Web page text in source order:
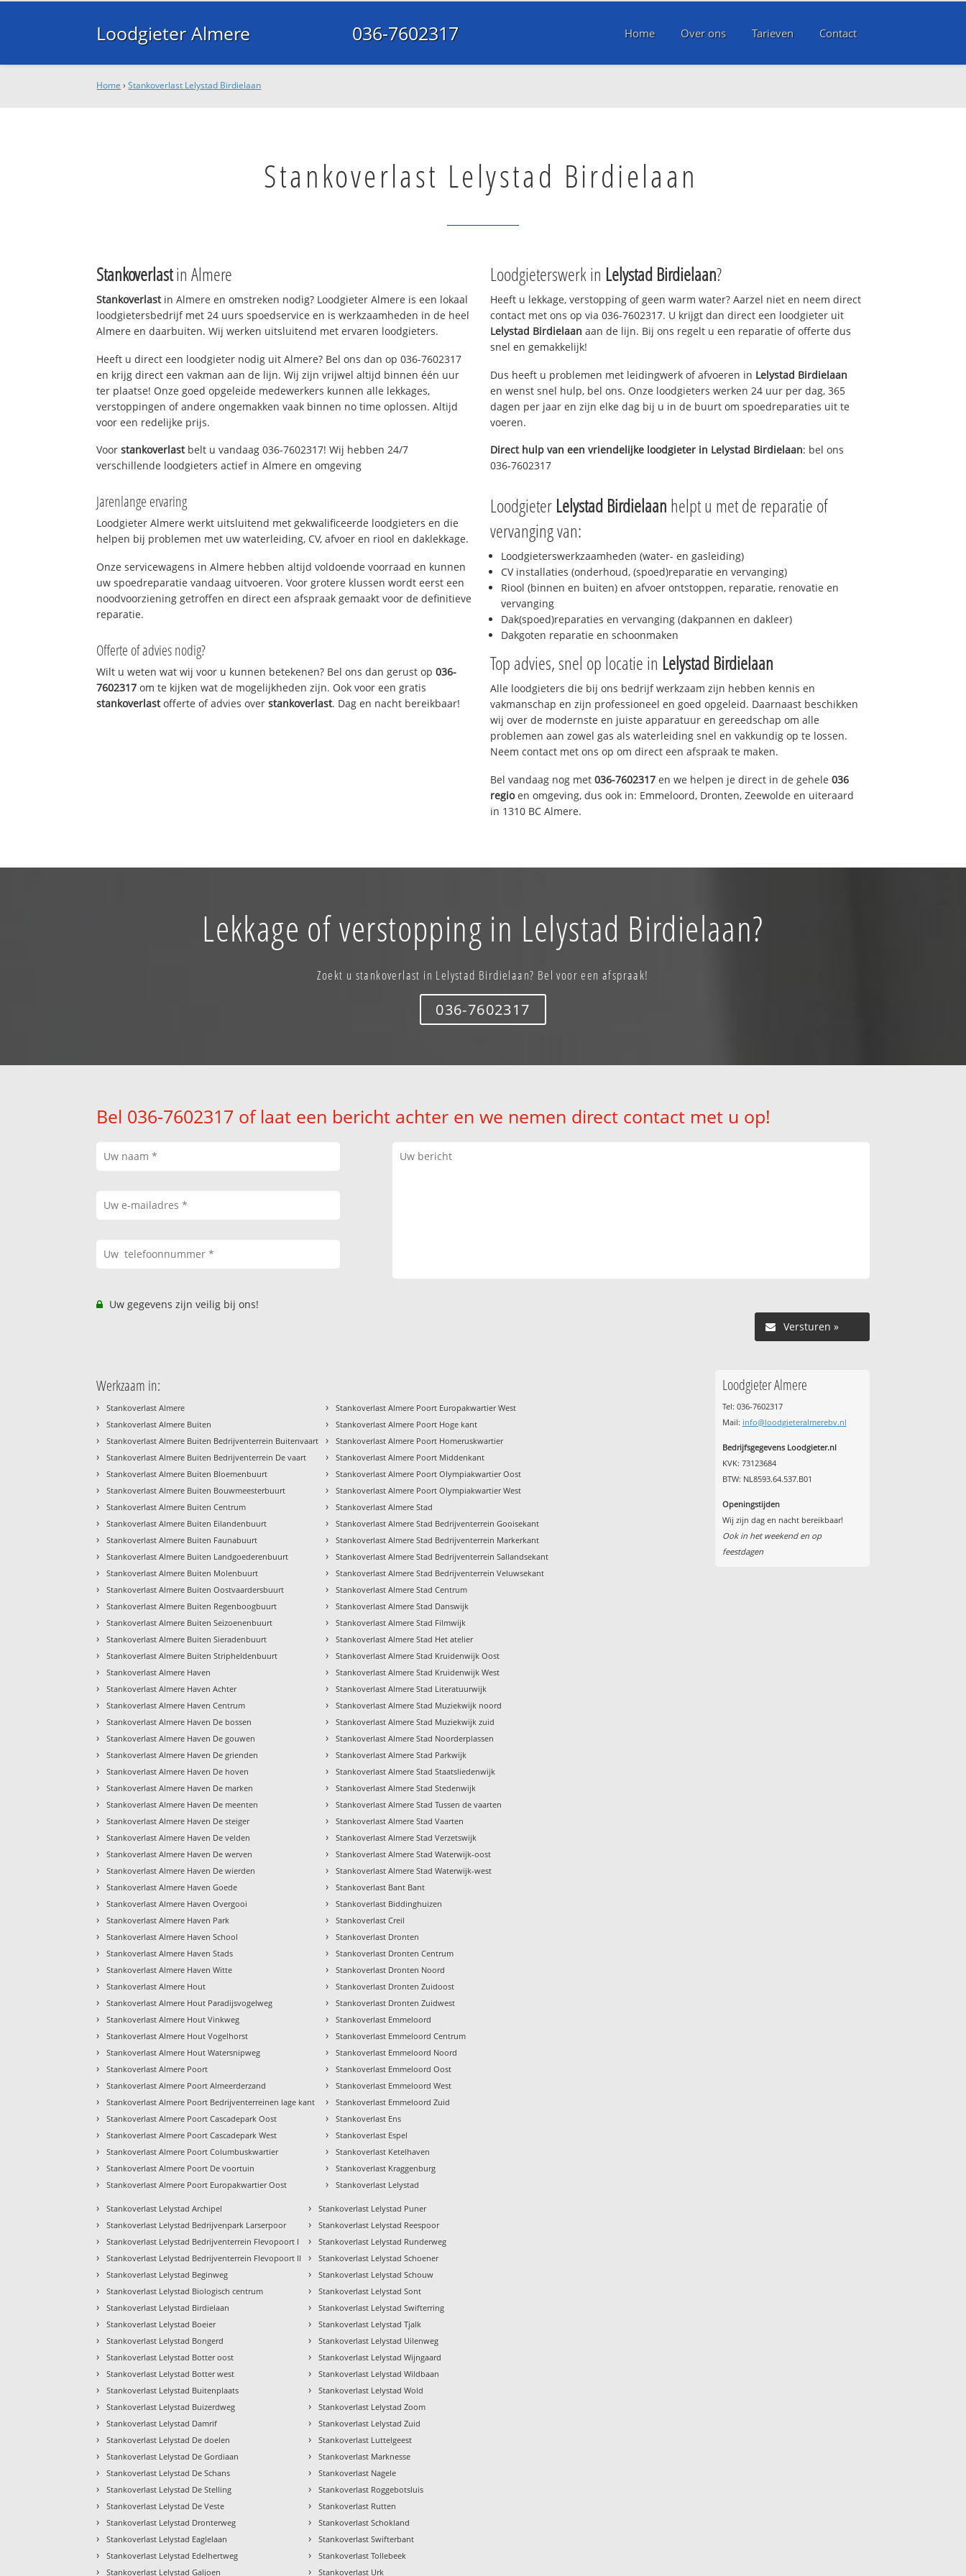
Loodgieter Almere 036-7602317 Home Over ons Tarieven Contact
Home ›Stankoverlast Lelystad Birdielaan
Stankoverlast Lelystad Birdielaan
Stankoverlastin Almere
Stankoverlastin Almere en omstreken nodig? Loodgieter Almere is een lokaal
loodgietersbedrijf met 24 uurs spoedservice en is werkzaamheden in de heel
Almere en daarbuiten. Wij werken uitsluitend met ervaren loodgieters.
Heeft u direct een loodgieter nodig uit Almere? Bel ons dan op 036-7602317
en krijg direct een vakman aan de lijn. Wij zijn vrijwel altijd binnen één uur
ter plaatse! Onze goed opgeleide medewerkers kunnen alle lekkages,
verstoppingen of andere ongemakken vaak binnen no time oplossen. Altijd
voor een redelijke prijs.
Voorstankoverlastbelt u vandaag 036-7602317! Wij hebben 24/7
verschillende loodgieters actief in Almere en omgeving
Jarenlange ervaring
Loodgieter Almere werkt uitsluitend met gekwalificeerde loodgieters en die
helpen bij problemen met uw waterleiding, CV, afvoer en riool en daklekkage.
Onze servicewagens in Almere hebben altijd voldoende voorraad en kunnen
uw spoedreparatie vandaag uitvoeren. Voor grotere klussen wordt eerst een
noodvoorziening getroffen en direct een afspraak gemaakt voor de definitieve
reparatie.
Offerte of advies nodig?
Wilt u weten wat wij voor u kunnen betekenen? Bel ons dan gerust op036-
7602317 om te kijken wat de mogelijkheden zijn. Ook voor een gratis
stankoverlastofferte of advies overstankoverlast. Dag en nacht bereikbaar!
Loodgieterswerk in Lelystad Birdielaan?
Heeft u lekkage, verstopping of geen warm water? Aarzel niet en neem direct
contact met ons op via 036-7602317. U krijgt dan direct een loodgieter uit
Lelystad Birdielaan aan de lijn. Bij ons regelt u een reparatie of offerte dus
snel en gemakkelijk!
Dus heeft u problemen met leidingwerk of afvoeren in Lelystad Birdielaan
en wenst snel hulp, bel ons. Onze loodgieters werken 24 uur per dag, 365
dagen per jaar en zijn elke dag bij u in de buurt om spoedreparaties uit te
voeren.
Direct hulp van een vriendelijke loodgieter in Lelystad Birdielaan: bel ons
036-7602317
Loodgieter Lelystad Birdielaan helpt u met de reparatie of
vervanging van:
Loodgieterswerkzaamheden (water- en gasleiding)
CV installaties (onderhoud, (spoed)reparatie en vervanging)
Riool (binnen en buiten) en afvoer ontstoppen, reparatie, renovatie en
vervanging
Dak(spoed)reparaties en vervanging (dakpannen en dakleer)
Dakgoten reparatie en schoonmaken
Top advies, snel op locatie in Lelystad Birdielaan
Alle loodgieters die bij ons bedrijf werkzaam zijn hebben kennis en
vakmanschap en zijn professioneel en goed opgeleid. Daarnaast beschikken
wij over de modernste en juiste apparatuur en gereedschap om alle
problemen aan zowel gas als waterleiding snel en vakkundig op te lossen.
Neem contact met ons op om direct een afspraak te maken.
Bel vandaag nog met 036-7602317 en we helpen je direct in de gehele 036
regioen omgeving, dus ook in: Emmeloord, Dronten, Zeewolde en uiteraard
in 1310 BC Almere.
Lekkage of verstopping in Lelystad Birdielaan?
Zoekt u stankoverlast in Lelystad Birdielaan? Bel voor een afspraak!
036-7602317
Bel 036-7602317 of laat een bericht achter en we nemen direct contact met u op!
Uw gegevens zijn veilig bij ons!
Versturen »
Werkzaam in:
› Stankoverlast Almere
› Stankoverlast Almere Buiten
› Stankoverlast Almere Buiten Bedrijventerrein Buitenvaart
› Stankoverlast Almere Buiten Bedrijventerrein De vaart
› Stankoverlast Almere Buiten Bloemenbuurt
› Stankoverlast Almere Buiten Bouwmeesterbuurt
› Stankoverlast Almere Buiten Centrum
› Stankoverlast Almere Buiten Eilandenbuurt
› Stankoverlast Almere Buiten Faunabuurt
› Stankoverlast Almere Buiten Landgoederenbuurt
› Stankoverlast Almere Buiten Molenbuurt
› Stankoverlast Almere Buiten Oostvaardersbuurt
› Stankoverlast Almere Buiten Regenboogbuurt
› Stankoverlast Almere Buiten Seizoenenbuurt
› Stankoverlast Almere Buiten Sieradenbuurt
› Stankoverlast Almere Buiten Stripheldenbuurt
› Stankoverlast Almere Haven
› Stankoverlast Almere Haven Achter
› Stankoverlast Almere Haven Centrum
› Stankoverlast Almere Haven De bossen
› Stankoverlast Almere Haven De gouwen
› Stankoverlast Almere Haven De grienden
› Stankoverlast Almere Haven De hoven
› Stankoverlast Almere Haven De marken
› Stankoverlast Almere Haven De meenten
› Stankoverlast Almere Haven De steiger
› Stankoverlast Almere Haven De velden
› Stankoverlast Almere Haven De werven
› Stankoverlast Almere Haven De wierden
› Stankoverlast Almere Haven Goede
› Stankoverlast Almere Haven Overgooi
› Stankoverlast Almere Haven Park
› Stankoverlast Almere Haven School
› Stankoverlast Almere Haven Stads
› Stankoverlast Almere Haven Witte
› Stankoverlast Almere Hout
› Stankoverlast Almere Hout Paradijsvogelweg
› Stankoverlast Almere Hout Vinkweg
› Stankoverlast Almere Hout Vogelhorst
› Stankoverlast Almere Hout Watersnipweg
› Stankoverlast Almere Poort
› Stankoverlast Almere Poort Almeerderzand
› Stankoverlast Almere Poort Bedrijventerreinen lage kant
› Stankoverlast Almere Poort Cascadepark Oost
› Stankoverlast Almere Poort Cascadepark West
› Stankoverlast Almere Poort Columbuskwartier
› Stankoverlast Almere Poort De voortuin
› Stankoverlast Almere Poort Europakwartier Oost
› Stankoverlast Almere Poort Europakwartier West
› Stankoverlast Almere Poort Hoge kant
› Stankoverlast Almere Poort Homeruskwartier
› Stankoverlast Almere Poort Middenkant
› Stankoverlast Almere Poort Olympiakwartier Oost
› Stankoverlast Almere Poort Olympiakwartier West
› Stankoverlast Almere Stad
› Stankoverlast Almere Stad Bedrijventerrein Gooisekant
› Stankoverlast Almere Stad Bedrijventerrein Markerkant
› Stankoverlast Almere Stad Bedrijventerrein Sallandsekant
› Stankoverlast Almere Stad Bedrijventerrein Veluwsekant
› Stankoverlast Almere Stad Centrum
› Stankoverlast Almere Stad Danswijk
› Stankoverlast Almere Stad Filmwijk
› Stankoverlast Almere Stad Het atelier
› Stankoverlast Almere Stad Kruidenwijk Oost
› Stankoverlast Almere Stad Kruidenwijk West
› Stankoverlast Almere Stad Literatuurwijk
› Stankoverlast Almere Stad Muziekwijk noord
› Stankoverlast Almere Stad Muziekwijk zuid
› Stankoverlast Almere Stad Noorderplassen
› Stankoverlast Almere Stad Parkwijk
› Stankoverlast Almere Stad Staatsliedenwijk
› Stankoverlast Almere Stad Stedenwijk
› Stankoverlast Almere Stad Tussen de vaarten
› Stankoverlast Almere Stad Vaarten
› Stankoverlast Almere Stad Verzetswijk
› Stankoverlast Almere Stad Waterwijk-oost
› Stankoverlast Almere Stad Waterwijk-west
› Stankoverlast Bant Bant
› Stankoverlast Biddinghuizen
› Stankoverlast Creil
› Stankoverlast Dronten
› Stankoverlast Dronten Centrum
› Stankoverlast Dronten Noord
› Stankoverlast Dronten Zuidoost
› Stankoverlast Dronten Zuidwest
› Stankoverlast Emmeloord
› Stankoverlast Emmeloord Centrum
› Stankoverlast Emmeloord Noord
› Stankoverlast Emmeloord Oost
› Stankoverlast Emmeloord West
› Stankoverlast Emmeloord Zuid
› Stankoverlast Ens
› Stankoverlast Espel
› Stankoverlast Ketelhaven
› Stankoverlast Kraggenburg
› Stankoverlast Lelystad
› Stankoverlast Lelystad Archipel
› Stankoverlast Lelystad Bedrijvenpark Larserpoor
› Stankoverlast Lelystad Bedrijventerrein Flevopoort I
› Stankoverlast Lelystad Bedrijventerrein Flevopoort II
› Stankoverlast Lelystad Beginweg
› Stankoverlast Lelystad Biologisch centrum
› Stankoverlast Lelystad Birdielaan
› Stankoverlast Lelystad Boeier
› Stankoverlast Lelystad Bongerd
› Stankoverlast Lelystad Botter oost
› Stankoverlast Lelystad Botter west
› Stankoverlast Lelystad Buitenplaats
› Stankoverlast Lelystad Buizerdweg
› Stankoverlast Lelystad Damrif
› Stankoverlast Lelystad De doelen
› Stankoverlast Lelystad De Gordiaan
› Stankoverlast Lelystad De Schans
› Stankoverlast Lelystad De Stelling
› Stankoverlast Lelystad De Veste
› Stankoverlast Lelystad Dronterweg
› Stankoverlast Lelystad Eaglelaan
› Stankoverlast Lelystad Edelhertweg
› Stankoverlast Lelystad Galjoen
› Stankoverlast Lelystad Puner
› Stankoverlast Lelystad Reespoor
› Stankoverlast Lelystad Runderweg
› Stankoverlast Lelystad Schoener
› Stankoverlast Lelystad Schouw
› Stankoverlast Lelystad Sont
› Stankoverlast Lelystad Swifterring
› Stankoverlast Lelystad Tjalk
› Stankoverlast Lelystad Uilenweg
› Stankoverlast Lelystad Wijngaard
› Stankoverlast Lelystad Wildbaan
› Stankoverlast Lelystad Wold
› Stankoverlast Lelystad Zoom
› Stankoverlast Lelystad Zuid
› Stankoverlast Luttelgeest
› Stankoverlast Marknesse
› Stankoverlast Nagele
› Stankoverlast Roggebotsluis
› Stankoverlast Rutten
› Stankoverlast Schokland
› Stankoverlast Swifterbant
› Stankoverlast Tollebeek
› Stankoverlast Urk
Loodgieter Almere
Tel: 036-7602317
Mail: info@loodgieteralmerebv.nl
Bedrijfsgegevens Loodgieter.nl
KVK: 73123684
BTW: NL8593.64.537.B01
Openingstijden
Wij zijn dag en nacht bereikbaar!
Ook in het weekend en op
feestdagen